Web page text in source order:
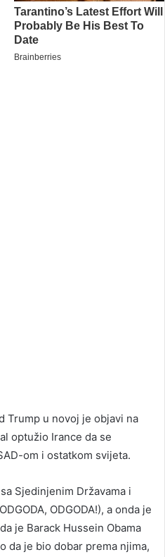
Trump u novoj je objavi na
optužio Irance da se
om i ostatkom svijeta.
Sjedinjenim Državama i
ODGODA!), a onda je
je Barack Hussein Obama
da je bio dobar prema njima,